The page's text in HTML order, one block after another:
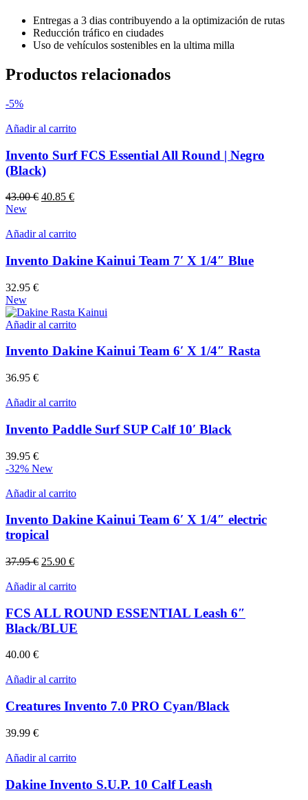
Entregas a 3 dias contribuyendo a la optimización de rutas
Reducción tráfico en ciudades
Uso de vehículos sostenibles en la ultima milla
Productos relacionados
-5%
Añadir al carrito
Invento Surf FCS Essential All Round | Negro
(Black)
43.00€ El
era:
40.85 €El
es:
New
Añadir al carrito
Invento Dakine Kainui Team 7′ X 1/4″ Blue
32.95 €
New
Añadir al carrito
Invento Dakine Kainui Team 6′ X 1/4″ Rasta
36.95 €
Añadir al carrito
Invento Paddle Surf SUP Calf 10′ Black
39.95 €
-32% New
Añadir al carrito
Invento Dakine Kainui Team 6′ X 1/4″ electric
tropical
37.95€ El
original
37.95 €.
25.90 €El
actual
25.90 €.
Añadir al carrito
FCS ALL ROUND ESSENTIAL Leash 6″
Black/BLUE
40.00 €
Añadir al carrito
Creatures Invento 7.0 PRO Cyan/Black
39.99 €
Añadir al carrito
Dakine Invento S.U.P. 10 Calf Leash